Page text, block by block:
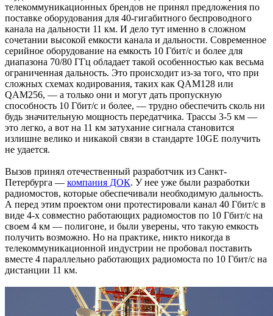
телекоммуникационных брендов не принял предложения по
поставке оборудования для 40-гигабитного беспроводного
канала на дальности 11 км. И дело тут именно в сложном
сочетании высокой емкости канала и дальности. Современное
серийное оборудование на емкость 10 Гбит/c и более для
диапазона 70/80 ГГц обладает такой особенностью как весьма
ограниченная дальность. Это происходит из-за того, что при
сложных схемах кодирования, таких как QAM128 или
QAM256, — а только они и могут дать пропускную
способность 10 Гбит/c и более, — трудно обеспечить сколь ни
будь значительную мощность передатчика. Трассы 3-5 км —
это легко, а вот на 11 км затухание сигнала становится
излишне велико и никакой связи в стандарте 10GE получить
не удается.
Вызов принял отечественный разработчик из Санкт-
Петербурга — компания ДОК. У нее уже были разработки
радиомостов, которые обеспечивали необходимую дальность.
А перед этим проектом они протестировали канал 40 Гбит/c в
виде 4-х совместно работающих радиомостов по 10 Гбит/c на
своем 4 км — полигоне, и были уверены, что такую емкость
получить возможно. Но на практике, никто никогда в
телекоммуникационной индустрии не пробовал поставить
вместе 4 параллельно работающих радиомоста по 10 Гбит/c на
дистанции 11 км.